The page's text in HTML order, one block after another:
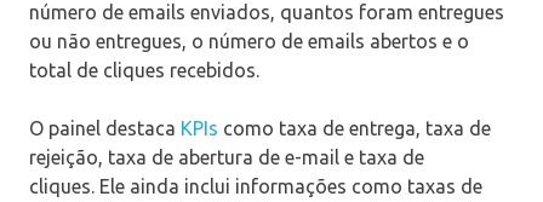
número de emails enviados, quantos foram entregues
ou não entregues, o número de emails abertos e o
total de cliques recebidos.
O painel destaca KPIs como taxa de entrega, taxa de
rejeição, taxa de abertura de e-mail e taxa de
cliques. Ele ainda inclui informações como taxas de